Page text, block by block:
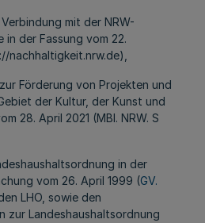
mit der NRW-
der Fassung vom 22.
nachhaltigkeit.nrw.de),
Förderung von Projekten und
der Kultur, der Kunst und
28. April 2021 (MBl. NRW. S
in der
vom 26. April 1999 (GV.
LHO, sowie den
zur Landeshaushaltsordnung